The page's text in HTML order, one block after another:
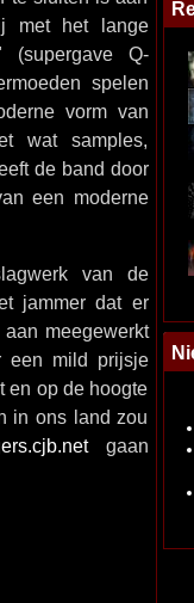
met het lange
(supergave Q-
spelen
vorm van
wat samples,
de band door
een moderne
van de
jammer dat er
meegewerkt
een mild prijsje
en op de hoogte
in ons land zou
gaan